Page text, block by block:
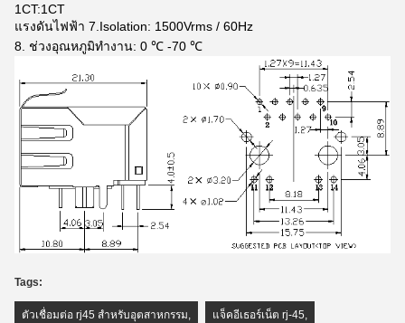
1CT:1CT
แรงดันไฟฟ้า 7.Isolation: 1500Vrms / 60Hz
8. ช่วงอุณหภูมิทำงาน: 0 ℃ -70 ℃
Tags:
ตัวเชื่อมต่อ rj45 สำหรับอุตสาหกรรม, แจ็คอีเธอร์เน็ต rj-45,